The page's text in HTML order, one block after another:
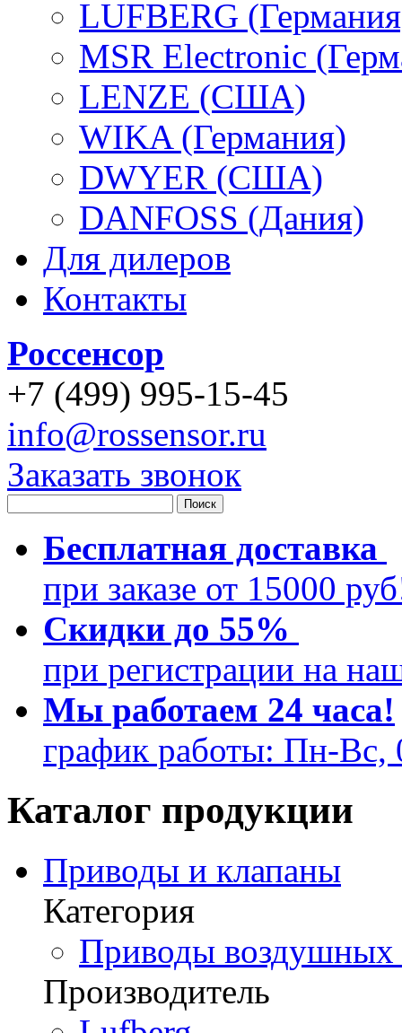
LUFBERG
MSR Electronic
LENZE (США)
WIKA (Германия)
DWYER (США)
DANFOSS (Дания)
Для дилеров
Контакты
Россенсор
+7 (499) 995-15-45
info@rossensor.ru
Заказать звонок
Бесплатная доставка
при заказе от 15000
Скидки до 55%
при регистрации на
Мы работаем 24 часа!
график работы: Пн-Вс,
Каталог продукции
Приводы и клапаны
Категория
Приводы воздушных
Производитель